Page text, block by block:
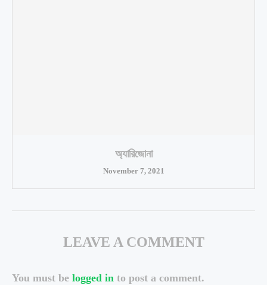
অ্যারিজোনা
November 7, 2021
LEAVE A COMMENT
You must be logged in to post a comment.